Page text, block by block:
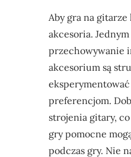
Aby gra na
akcesoria.
przechowywanie
akcesorium są
preferencjom.
strojenia gitary,
gry pomocne
podczas gry. Nie